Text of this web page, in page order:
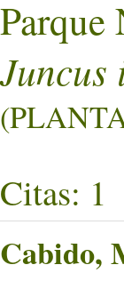
Parque
Juncus
Citas: 1
Cabido,